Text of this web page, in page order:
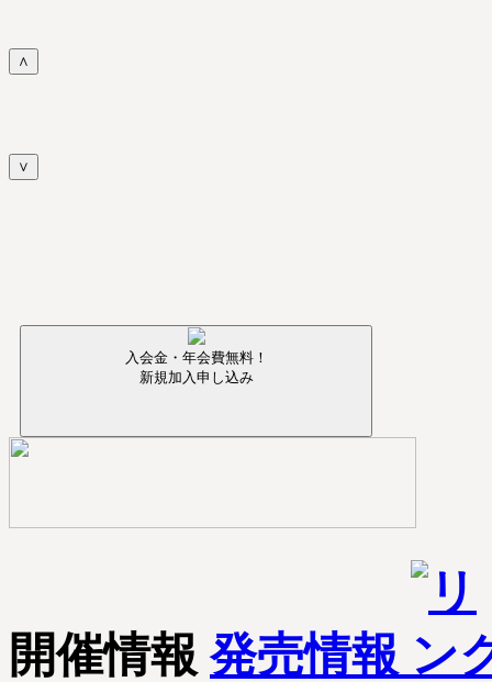
∧
∨
入会金・年会費無料！
新規加入申し込み
開催情報発売情報